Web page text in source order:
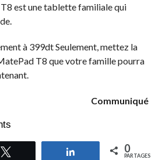
est une tablette familiale qui
à 399dt Seulement, mettez la
T8 que votre famille pourra
Communiqué
Partagez 0
PARTAGES